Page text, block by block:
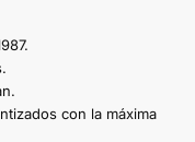
con la máxima